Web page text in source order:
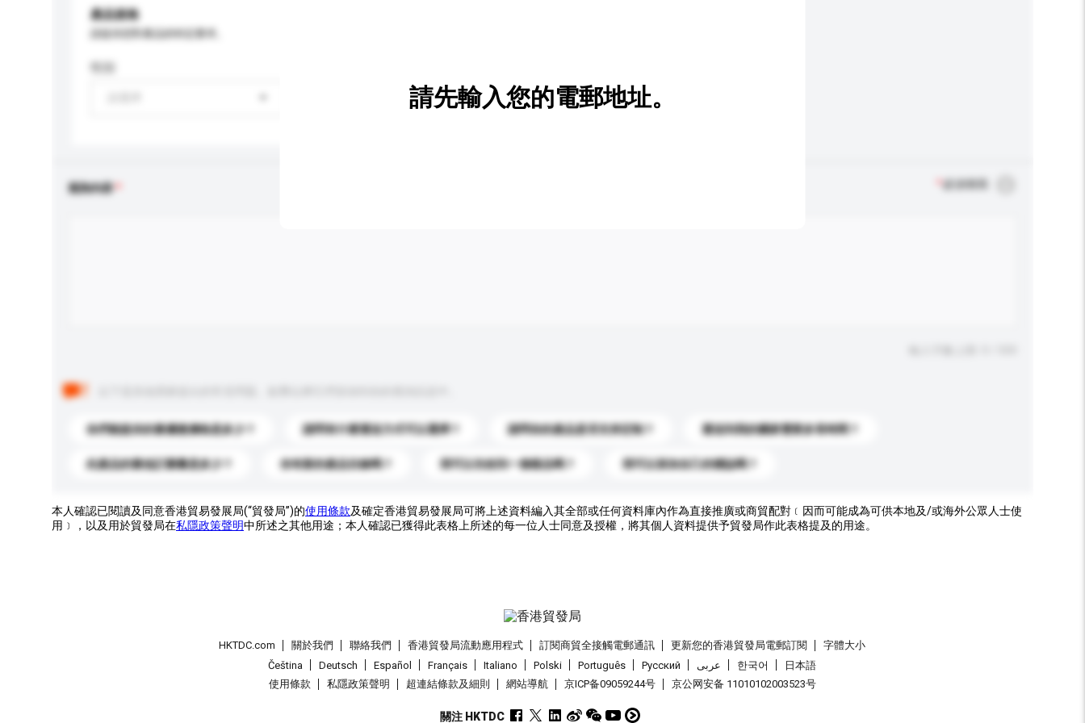
產品規格
新增/刪除選項
查詢內容
你們能提供的最優惠價格是多少？ 請問有什麼運送方式可以選擇？ 請問你的產品是否支持定制？ 運送到我的國家需要多長時間？
此產品的最低訂購量是多少？ 你有新的產品目錄嗎？ 我可以先收到一個樣品嗎？ 我可以添加自己的標誌嗎？
請先輸入您的電郵地址。
本人確認已閱讀及同意香港貿易發展局(“貿發局”)的使用條款及確定香港貿易發展局可將上述資料編入其全部或任何資料庫內作為直接推廣或商貿配對﹝因而可能成為可供本地及/或海外公眾人士使
用﹞，以及用於貿發局在私隱政策聲明中所述之其他用途；本人確認已獲得此表格上所述的每一位人士同意及授權，將其個人資料提供予貿發局作此表格提及的用途。
HKTDC.com 關於我們 聯絡我們 香港貿發局流動應用程式 訂閱商貿全接觸電郵通訊 更新您的香港貿發局電郵訂閱
字體大小
Čeština
Deutsch Español Français Italiano Polski Português Pусский عربى 한국어
日本語
使用條款
私隱政策聲明 超連結條款及細則 網站導航 京ICP备09059244号 京公网安备 11010102003523号
關注 HKTDC